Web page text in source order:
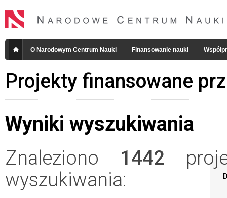
O Narodowym Centrum Nauki Finansowanie nauki
Projekty finansowane
Wyniki wyszukiwania
Znaleziono 1442
wyszukiwania: